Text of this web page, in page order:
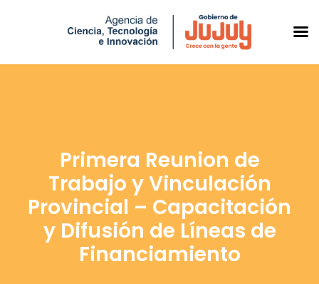
Primera Reunion de
Trabajo y Vinculación
Provincial – Capacitación
y Difusión de Líneas de
Financiamiento